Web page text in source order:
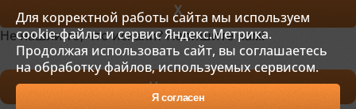
Для корректной работы сайта мы используем
cookie-файлы и сервис Яндекс.Метрика.
Продолжая использовать сайт, вы соглашаетесь
на обработку файлов, используемых сервисом.
Я согласен
X
Не нашли то, что искали? Напишите нам!
Написать